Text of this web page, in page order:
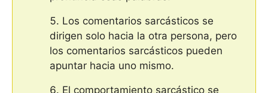
Los comentarios sarcásticos se
dirigen solo hacia la otra persona, pero
los comentarios sarcásticos pueden
apuntar hacia uno mismo.
El comportamiento sarcástico se